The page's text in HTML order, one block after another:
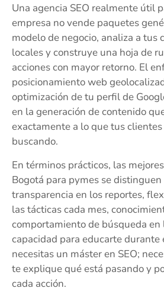
Una agencia SEO realmente útil
empresa no vende paquetes
modelo de negocio, analiza a tus
locales y construye una hoja de
acciones con mayor retorno. El
posicionamiento web
optimización de tu perfil de
en la generación de contenido
exactamente a lo que tus
buscando.
En términos prácticos, las
Bogotá para pymes se
transparencia en los reportes,
las tácticas cada mes,
comportamiento de búsqueda en
capacidad para educarte durante
necesitas un máster en SEO;
te explique qué está pasando y
cada acción.